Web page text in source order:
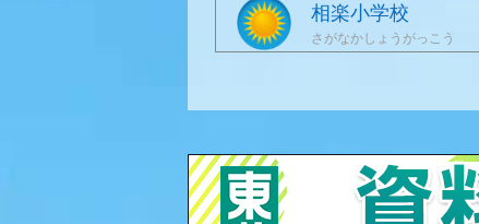
相楽小学校
さがなかしょうがっこう